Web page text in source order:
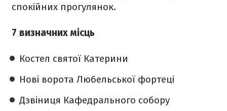
спокійних прогулянок.
7 визначних місць
Костел святої Катерини
Нові ворота Любельської фортеці
Дзвіниця Кафедрального собору